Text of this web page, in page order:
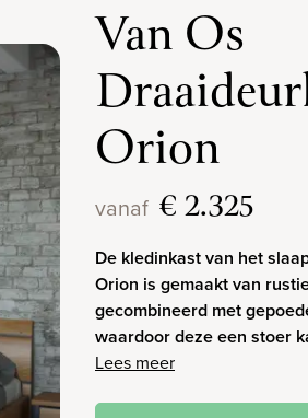
Van Os
Orion
vanaf € 2.325
De kledinkast van het
Orion is gemaakt van
gecombineerd met
waardoor deze een stoer
Lees meer